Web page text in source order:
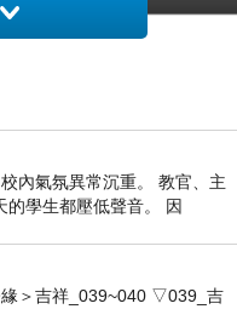
麼鞋
步
內氣氛異常沉重。 教官、主
的學生都壓低聲音。 因
＞吉祥_039~040 ▽039_吉